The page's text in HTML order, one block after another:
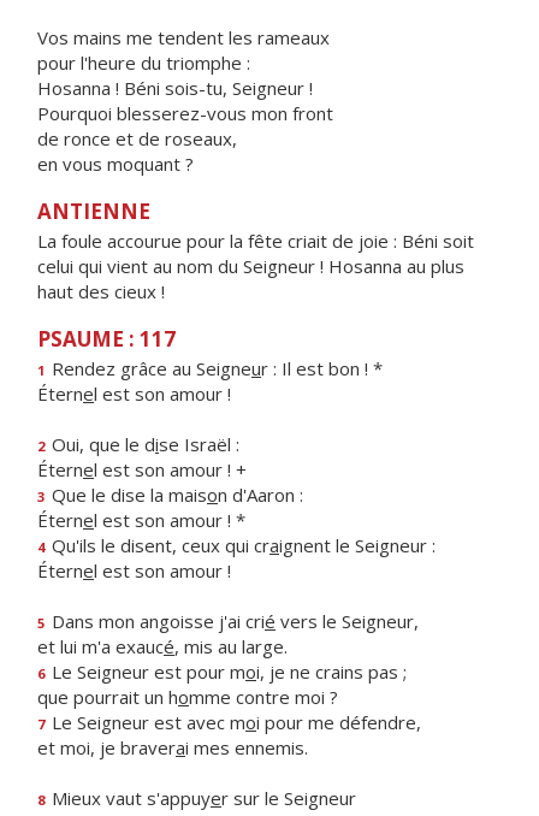
Vos mains me tendent les rameaux
pour l'heure du triomphe :
Hosanna ! Béni sois-tu, Seigneur !
Pourquoi blesserez-vous mon front
de ronce et de roseaux,
en vous moquant ?
ANTIENNE
La foule accourue pour la fête criait de joie : Béni soit
celui qui vient au nom du Seigneur ! Hosanna au plus
haut des cieux !
PSAUME : 117
1 Rendez grâce au Seigneur : Il est bon ! *
Éternel est son amour !
2 Oui, que le dise Israël :
Éternel est son amour ! +
3 Que le dise la maison d'Aaron :
Éternel est son amour ! *
4 Qu'ils le disent, ceux qui craignent le Seigneur :
Éternel est son amour !
5 Dans mon angoisse j'ai crié vers le Seigneur,
et lui m'a exaucé, mis au large.
6 Le Seigneur est pour moi, je ne crains pas ;
que pourrait un homme contre moi ?
7 Le Seigneur est avec moi pour me défendre,
et moi, je braverai mes ennemis.
8 Mieux vaut s'appuyer sur le Seigneur